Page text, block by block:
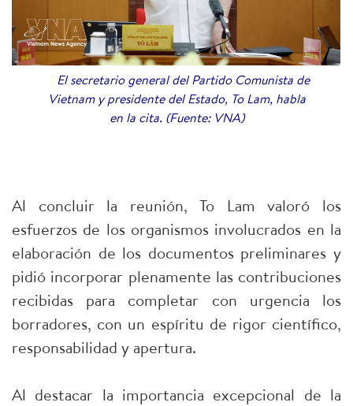
El secretario general del Partido Comunista de
Vietnam y presidente del Estado, To Lam, habla
en la cita. (Fuente: VNA)
Al concluir la reunión, To Lam valoró los
esfuerzos de los organismos involucrados en la
elaboración de los documentos preliminares y
pidió incorporar plenamente las contribuciones
recibidas para completar con urgencia los
borradores, con un espíritu de rigor científico,
responsabilidad y apertura.
Al destacar la importancia excepcional de la